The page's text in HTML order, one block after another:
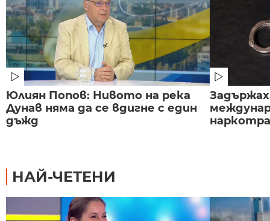
Юлиян Попов: Нивото на река
Дунав няма да се вдигне с един
дъжд
НАЙ-ЧЕТЕНИ